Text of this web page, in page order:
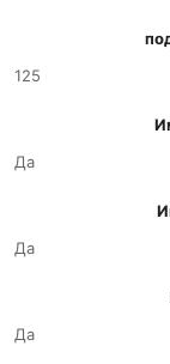
125
Да
Да
Да